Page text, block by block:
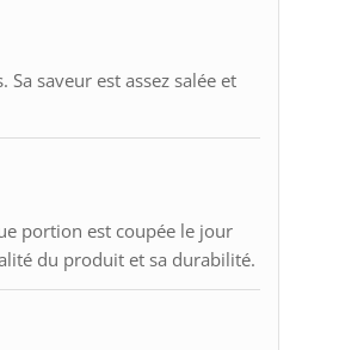
saveur est assez salée et
portion est coupée le jour
du produit et sa durabilité.